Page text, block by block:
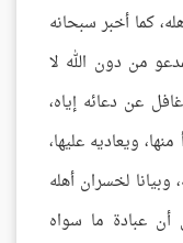
كما أخبر سبحانه
من دون الله لا
عن دعائه إياه،
ويعاديه عليها،
لخسران أهله
أن عبادة ما سواه